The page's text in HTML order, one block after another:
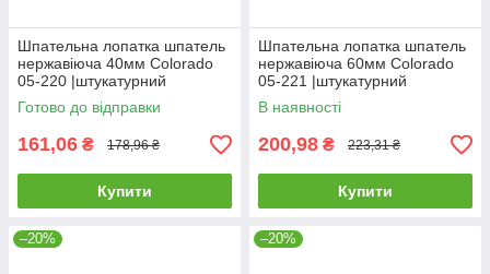
Шпательна лопатка шпатель
нержавіюча 40мм Colorado
05-220 |штукатурний
малярний Шпательная
лопатка шпатель
Готово до відправки
161,06 ₴ 178,96 ₴
Купити
Шпательна лопатка шпатель
нержавіюча 60мм Colorado
05-221 |штукатурний
малярний Шпательная
лопатка шпатель
В наявності
200,98 ₴ 223,31 ₴
Купити
–20% –20%